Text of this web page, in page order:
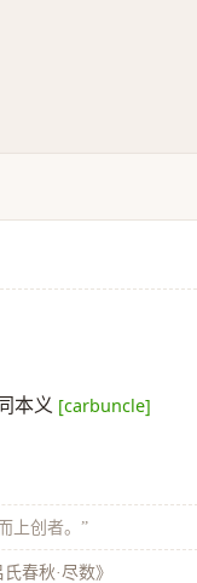
本义 [carbuncle]
上创者。”
氏春秋·尽数》